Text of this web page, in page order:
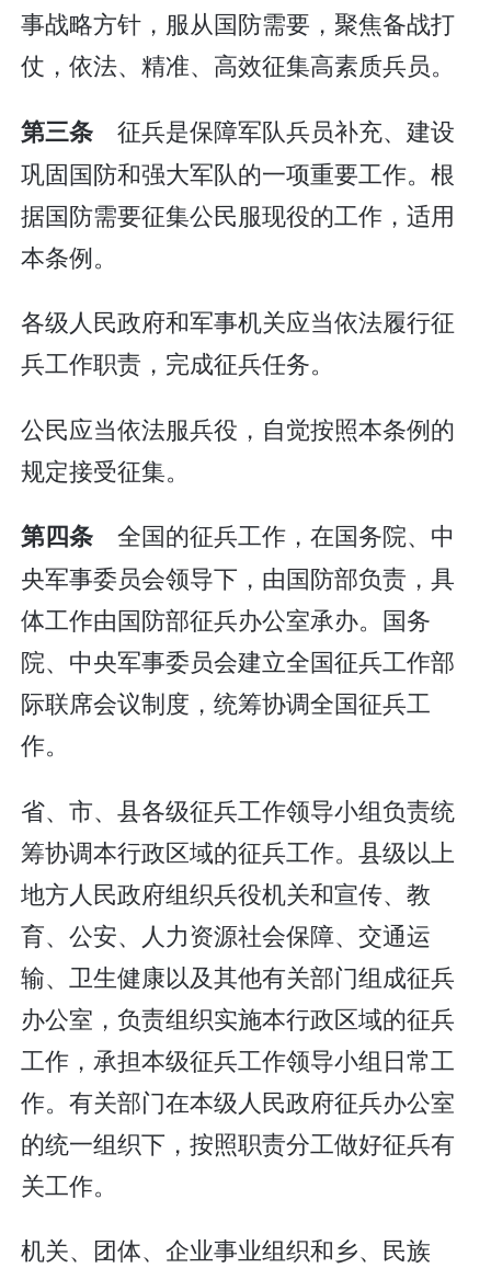
事战略方针，服从国防需要，聚焦备战打
仗，依法、精准、高效征集高素质兵员。
第三条 征兵是保障军队兵员补充、建设
巩固国防和强大军队的一项重要工作。根
据国防需要征集公民服现役的工作，适用
本条例。
各级人民政府和军事机关应当依法履行征
兵工作职责，完成征兵任务。
公民应当依法服兵役，自觉按照本条例的
规定接受征集。
第四条 全国的征兵工作，在国务院、中
央军事委员会领导下，由国防部负责，具
体工作由国防部征兵办公室承办。国务
院、中央军事委员会建立全国征兵工作部
际联席会议制度，统筹协调全国征兵工
作。
省、市、县各级征兵工作领导小组负责统
筹协调本行政区域的征兵工作。县级以上
地方人民政府组织兵役机关和宣传、教
育、公安、人力资源社会保障、交通运
输、卫生健康以及其他有关部门组成征兵
办公室，负责组织实施本行政区域的征兵
工作，承担本级征兵工作领导小组日常工
作。有关部门在本级人民政府征兵办公室
的统一组织下，按照职责分工做好征兵有
关工作。
机关、团体、企业事业组织和乡、民族